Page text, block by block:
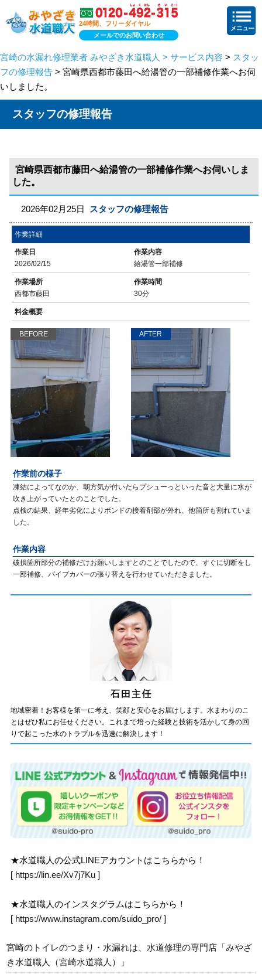
24時間、フリーダイヤル
メールでのお問い合わせ
宮崎の水漏れ修理業者 みやざき水道職人 > サービス内容 > スタッ
フの修理報告 > 宮崎県西都市藤田へ給湯管の一部補修作業へお伺
いしました。
スタッフの修理報告
宮崎県西都市藤田へ給湯管の一部補修作業へお伺いしま
した。
2026年02月25日 スタッフの修理報告
作業詳細
作業日
2026/02/15
作業内容
給湯管一部補修
作業場所
西都市藤田
作業時間
30分
料金概要
BEFORE AFTER
作業前の様子
凍結によってなのか、朝方気が付いたらプシューっといった音と大量に水が
吹き上がっていたとのことでした。
点検の結果、経年劣化によりボンドの接着剤部が外れ、他箇所も割れていま
した。
作業内容
破損箇所部分の補修だけお願いしますとのことでしたので、すぐに切断をし
一部補修、パイプカバーの張り替えを行わせていただきました。
地域密着！お客様を第一に考え、笑顔と安心をお届けします。水まわりのこ
とはぜひ私にお任せください。これまで培った経験と技術を活かして身の回
りで起こった水のトラブルを迅速に解決します！
★水道職人の公式LINEアカウントはこちらから！
[ https://lin.ee/Xv7j7Ku ]
★水道職人のインスタグラムはこちらから！
[ https://www.instagram.com/suido_pro/ ]
宮崎のトイレのつまり・水漏れは、水道修理の専門店「みやざ
き水道職人（宮崎水道職人）」